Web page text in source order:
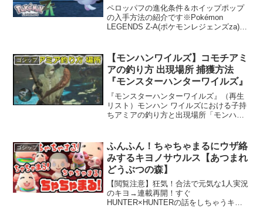
なりのカフェのペロリーム攻略
【ポケモンZA】
ペロッパフの進化条件＆ホイップポップ
の入手方法の紹介です※Pokémon
LEGENDS Z-A(ポケモンレジェンズza)攻
■【ポケモンza】攻略シリー...
ゴシップ
【モンハンワイルズ】コモチアミ
アの釣り方 出現場所 捕獲方法
『モンスターハンターワイルズ』
『モンスターハンターワイルズ』（再生
リスト）モンハン ワイルズにおける子持
ちアミアの釣り方と出現場所「モンハン
アはその中でも特別な存在です。この魚
を釣るにはかなりのコ...
ゴシップ
ふんふん！ちゃちゃまるにウザ絡
みするキヨノサウルス【あつまれ
どうぶつの森】
【閲覧注意】狂気！合法で元気な1人実況
のキヨ→連載再開！すぐ
HUNTER×HUNTERの話をしちゃうキヨ